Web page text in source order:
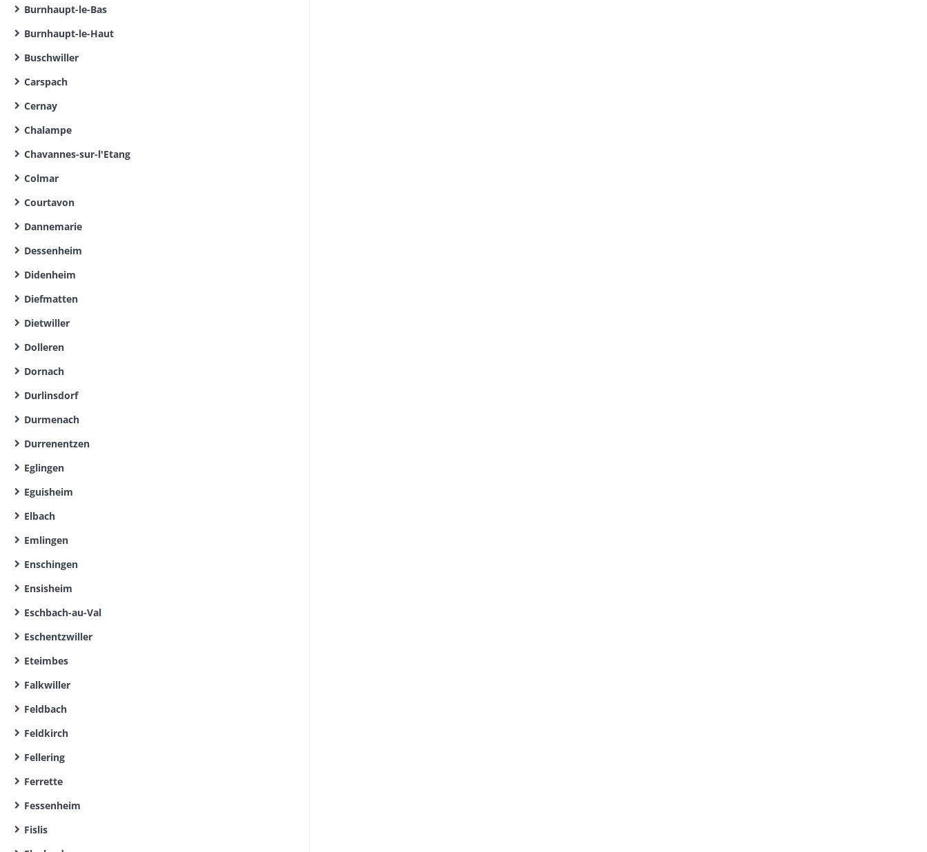
Burnhaupt-le-Bas
Burnhaupt-le-Haut
Buschwiller
Carspach
Cernay
Chalampe
Chavannes-sur-l'Etang
Colmar
Courtavon
Dannemarie
Dessenheim
Didenheim
Diefmatten
Dietwiller
Dolleren
Dornach
Durlinsdorf
Durmenach
Durrenentzen
Eglingen
Eguisheim
Elbach
Emlingen
Enschingen
Ensisheim
Eschbach-au-Val
Eschentzwiller
Eteimbes
Falkwiller
Feldbach
Feldkirch
Fellering
Ferrette
Fessenheim
Fislis